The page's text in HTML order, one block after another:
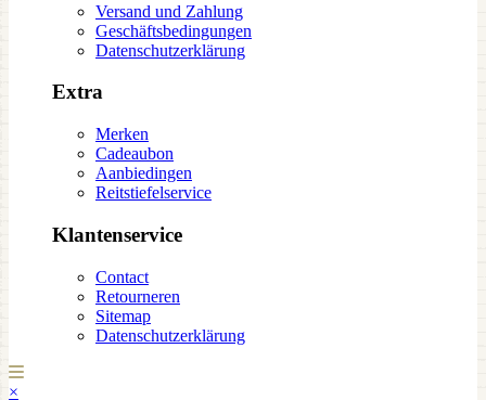
Versand und Zahlung
Geschäftsbedingungen
Datenschutzerklärung
Extra
Merken
Cadeaubon
Aanbiedingen
Reitstiefelservice
Klantenservice
Contact
Retourneren
Sitemap
Datenschutzerklärung
×